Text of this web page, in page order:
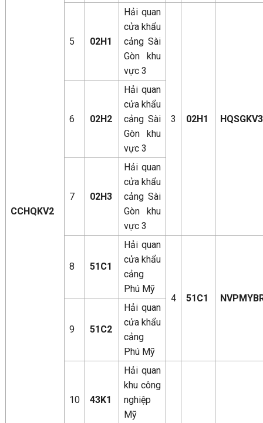
CCHQKV2
5 02H1
Hải quan
cửa khẩu
cảng Sài
Gòn khu
vực 3
3 02H1 HQSGKV3
6 02H2
Hải quan
cửa khẩu
cảng Sài
Gòn khu
vực 3
7 02H3
Hải quan
cửa khẩu
cảng Sài
Gòn khu
vực 3
8 51C1
Hải quan
cửa khẩu
cảng
Phú Mỹ
4
51C1
9 51C2
Hải quan
cửa khẩu
cảng
Phú Mỹ
10 43K1
Hải quan
khu công
nghiệp
Mỹ